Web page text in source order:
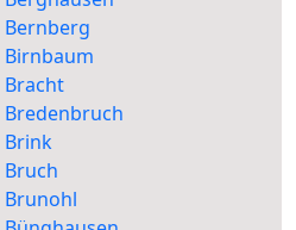
Birnbaum
Bracht
Brink
Brunohl